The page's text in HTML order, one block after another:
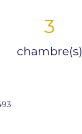
3
chambre(s)